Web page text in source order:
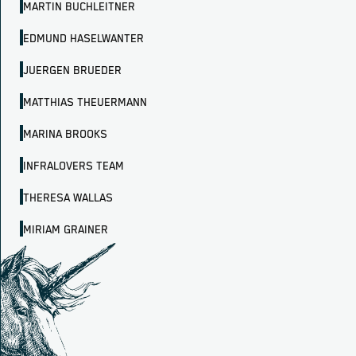
MARTIN BUCHLEITNER
EDMUND HASELWANTER
JUERGEN BRUEDER
MATTHIAS THEUERMANN
MARINA BROOKS
INFRALOVERS TEAM
THERESA WALLAS
MIRIAM GRAINER